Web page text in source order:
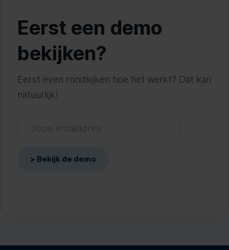
Eerst een demo
bekijken?
Eerst even rondkijken hoe het werkt? Dat kan
natuurlijk!